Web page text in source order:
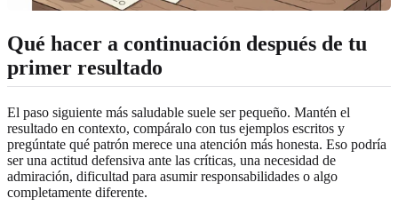
Qué hacer a continuación después de tu
primer resultado
El paso siguiente más saludable suele ser pequeño. Mantén el
resultado en contexto, compáralo con tus ejemplos escritos y
pregúntate qué patrón merece una atención más honesta. Eso podría
ser una actitud defensiva ante las críticas, una necesidad de
admiración, dificultad para asumir responsabilidades o algo
completamente diferente.